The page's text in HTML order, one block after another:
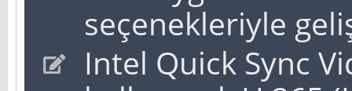
seçenekleriyle
Intel Quick Sync